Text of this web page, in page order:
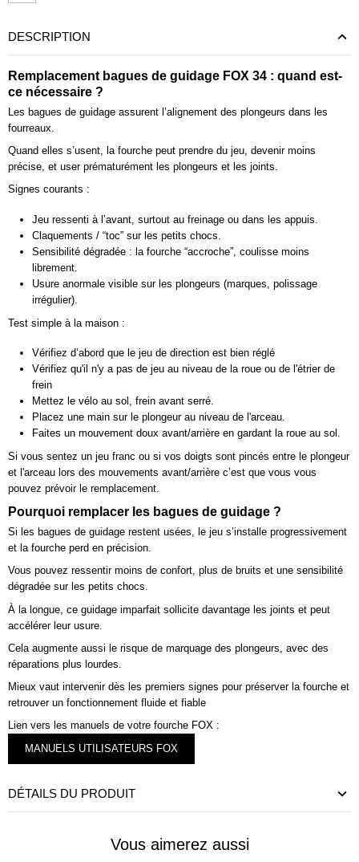
DESCRIPTION
Remplacement bagues de guidage FOX 34 : quand est-
ce nécessaire ?
Les bagues de guidage assurent l’alignement des plongeurs dans les
fourreaux.
Quand elles s’usent, la fourche peut prendre du jeu, devenir moins
précise, et user prématurément les plongeurs et les joints.
Signes courants :
Jeu ressenti à l’avant, surtout au freinage ou dans les appuis.
Claquements / “toc” sur les petits chocs.
Sensibilité dégradée : la fourche “accroche”, coulisse moins
librement.
Usure anormale visible sur les plongeurs (marques, polissage
irrégulier).
Test simple à la maison :
Vérifiez d’abord que le jeu de direction est bien réglé
Vérifiez qu'il n'y a pas de jeu au niveau de la roue ou de l'étrier de
frein
Mettez le vélo au sol, frein avant serré.
Placez une main sur le plongeur au niveau de l'arceau.
Faites un mouvement doux avant/arrière en gardant la roue au sol.
Si vous sentez un jeu franc ou si vos doigts sont pincés entre le plongeur
et l'arceau lors des mouvements avant/arrière c’est que vous vous
pouvez prévoir le remplacement.
Pourquoi remplacer les bagues de guidage ?
Si les bagues de guidage restent usées, le jeu s’installe progressivement
et la fourche perd en précision.
Vous pouvez ressentir moins de confort, plus de bruits et une sensibilité
dégradée sur les petits chocs.
À la longue, ce guidage imparfait sollicite davantage les joints et peut
accélérer leur usure.
Cela augmente aussi le risque de marquage des plongeurs, avec des
réparations plus lourdes.
Mieux vaut intervenir dès les premiers signes pour préserver la fourche et
retrouver un fonctionnement fluide et fiable
Lien vers les manuels de votre fourche FOX :
MANUELS UTILISATEURS FOX
DÉTAILS DU PRODUIT
Vous aimerez aussi